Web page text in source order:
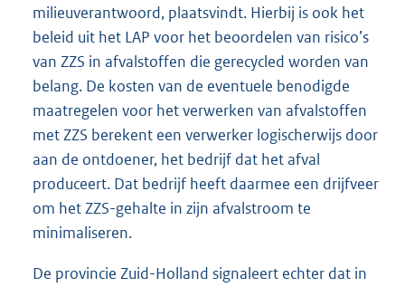
milieuverantwoord, plaatsvindt. Hierbij is ook het
beleid uit het LAP voor het beoordelen van risico’s
van ZZS in afvalstoffen die gerecycled worden van
belang. De kosten van de eventuele benodigde
maatregelen voor het verwerken van afvalstoffen
met ZZS berekent een verwerker logischerwijs door
aan de ontdoener, het bedrijf dat het afval
produceert. Dat bedrijf heeft daarmee een drijfveer
om het ZZS-gehalte in zijn afvalstroom te
minimaliseren.
De provincie Zuid-Holland signaleert echter dat in